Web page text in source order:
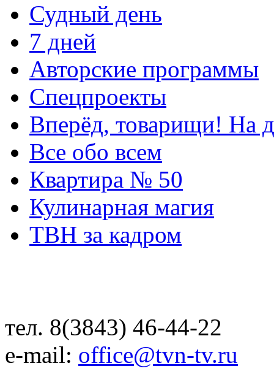
Судный день
7 дней
Авторские программы
Спецпроекты
Вперёд, товарищи! На
Все обо всем
Квартира № 50
Кулинарная магия
ТВН за кадром
тел. 8(3843) 46-44-22
e-mail: office@tvn-tv.ru